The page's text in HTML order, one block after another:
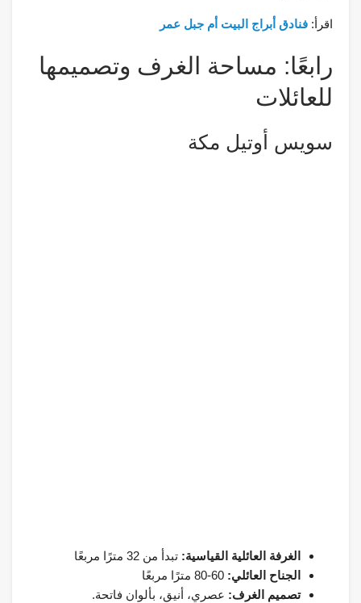
اقرأ: فنادق أبراج البيت أم جبل عمر
رابعًا: مساحة الغرف وتصميمها
للعائلات
سويس أوتيل مكة
الغرفة العائلية القياسية: تبدأ من 32 مترًا مربعًا
الجناح العائلي:
تصميم الغرف: عصري، أنيق، بألوان فاتحة.